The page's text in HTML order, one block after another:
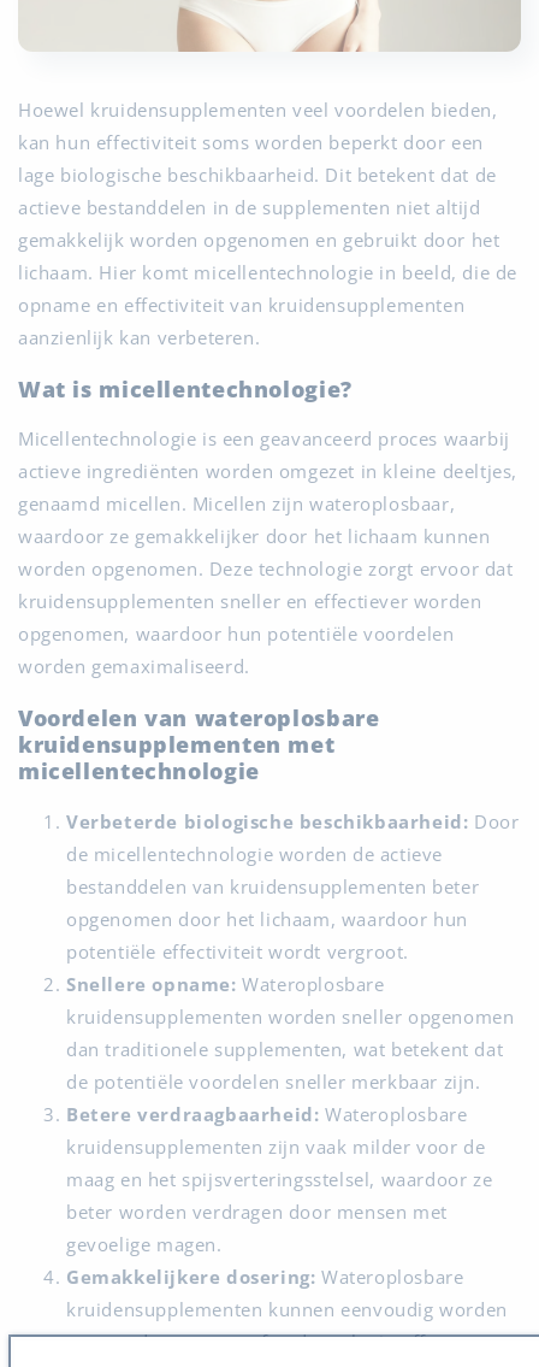
Hoewel kruidensupplementen veel voordelen bieden,
kan hun effectiviteit soms worden beperkt door een
lage biologische beschikbaarheid. Dit betekent dat de
actieve bestanddelen in de supplementen niet altijd
gemakkelijk worden opgenomen en gebruikt door het
lichaam. Hier komt micellentechnologie in beeld, die de
opname en effectiviteit van kruidensupplementen
aanzienlijk kan verbeteren.
Wat is micellentechnologie?
Micellentechnologie is een geavanceerd proces waarbij
actieve ingrediënten worden omgezet in kleine deeltjes,
genaamd micellen. Micellen zijn wateroplosbaar,
waardoor ze gemakkelijker door het lichaam kunnen
worden opgenomen. Deze technologie zorgt ervoor dat
kruidensupplementen sneller en effectiever worden
opgenomen, waardoor hun potentiële voordelen
worden gemaximaliseerd.
Voordelen van wateroplosbare
kruidensupplementen met
micellentechnologie
Verbeterde biologische beschikbaarheid: Door
de micellentechnologie worden de actieve
bestanddelen van kruidensupplementen beter
opgenomen door het lichaam, waardoor hun
potentiële effectiviteit wordt vergroot.
Snellere opname: Wateroplosbare
kruidensupplementen worden sneller opgenomen
dan traditionele supplementen, wat betekent dat
de potentiële voordelen sneller merkbaar zijn.
Betere verdraagbaarheid: Wateroplosbare
kruidensupplementen zijn vaak milder voor de
maag en het spijsverteringsstelsel, waardoor ze
beter worden verdragen door mensen met
gevoelige magen.
Gemakkelijkere dosering: Wateroplosbare
kruidensupplementen kunnen eenvoudig worden
gemengd met water of andere vloeistoffen,